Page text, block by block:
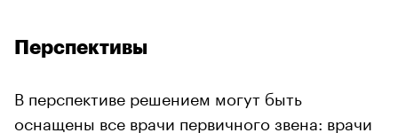
Перспективы
В перспективе решением могут быть
оснащены все врачи первичного звена: врачи